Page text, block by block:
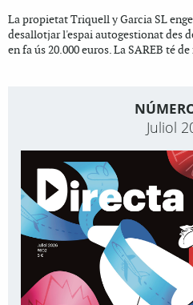
La propietat Triquell y Garcia SL
desallotjar l'espai autogestionat des
en fa ús 20.000 euros. La SAREB té
Juliol